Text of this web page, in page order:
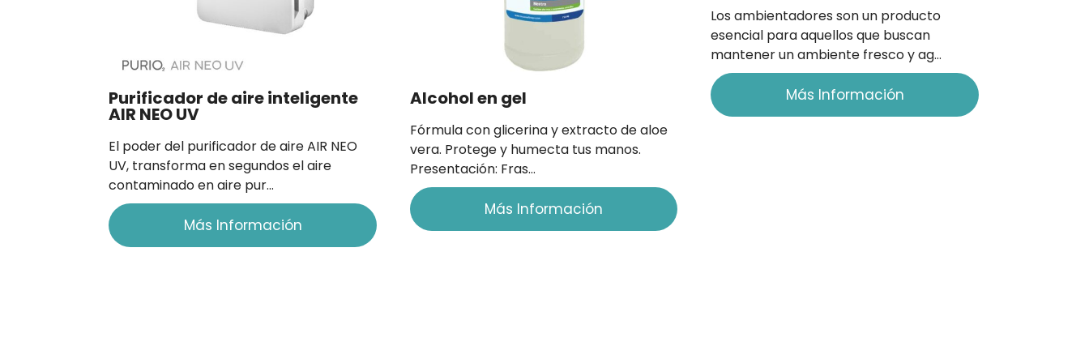
Purificador de aire inteligente
AIR NEO UV
El poder del purificador de aire AIR NEO
UV, transforma en segundos el aire
contaminado en aire pur…
Más Información
Alcohol en gel
Fórmula con glicerina y extracto de aloe
vera. Protege y humecta tus manos.
Presentación: Fras…
Más Información
Los ambientadores son un producto
esencial para aquellos que buscan
mantener un ambiente fresco y ag…
Más Información